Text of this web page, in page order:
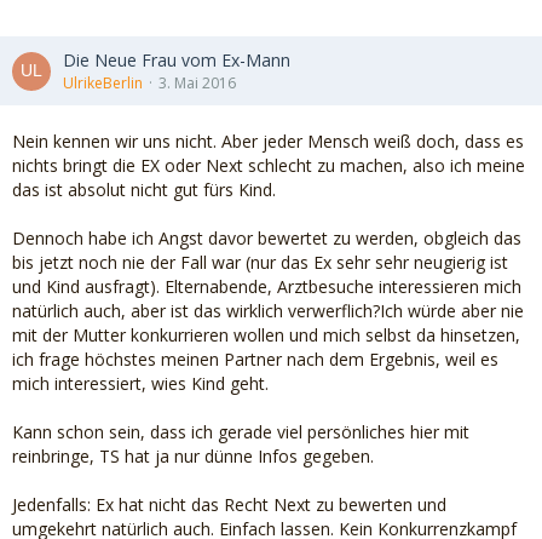
Die Neue Frau vom Ex-Mann
UlrikeBerlin 3. Mai 2016
Nein kennen wir uns nicht. Aber jeder Mensch weiß doch, dass es
nichts bringt die EX oder Next schlecht zu machen, also ich meine
das ist absolut nicht gut fürs Kind.
Dennoch habe ich Angst davor bewertet zu werden, obgleich das
bis jetzt noch nie der Fall war (nur das Ex sehr sehr neugierig ist
und Kind ausfragt). Elternabende, Arztbesuche interessieren mich
natürlich auch, aber ist das wirklich verwerflich?Ich würde aber nie
mit der Mutter konkurrieren wollen und mich selbst da hinsetzen,
ich frage höchstes meinen Partner nach dem Ergebnis, weil es
mich interessiert, wies Kind geht.
Kann schon sein, dass ich gerade viel persönliches hier mit
reinbringe, TS hat ja nur dünne Infos gegeben.
Jedenfalls: Ex hat nicht das Recht Next zu bewerten und
umgekehrt natürlich auch. Einfach lassen. Kein Konkurrenzkampf